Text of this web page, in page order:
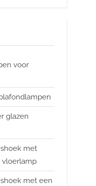
voor
glazen
met
vloerlamp
met een